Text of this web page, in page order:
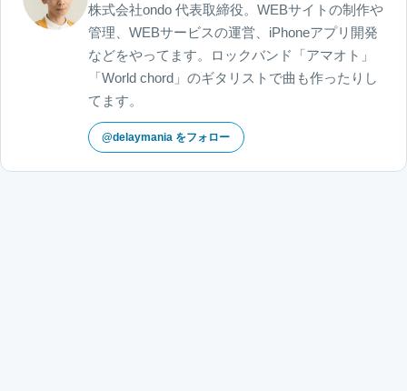
株式会社ondo 代表取締役。WEBサイトの制作や
管理、WEBサービスの運営、iPhoneアプリ開発
などをやってます。ロックバンド「アマオト」
「World chord」のギタリストで曲も作ったりし
てます。
@delaymania をフォロー